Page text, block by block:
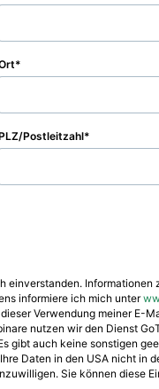
Postleitzahl
einverstanden.
informiere ich mich unter
Verwendung meiner E-
nutzen wir den Dienst
gibt auch keine sonstigen
Daten in den USA nicht in
Sie können diese